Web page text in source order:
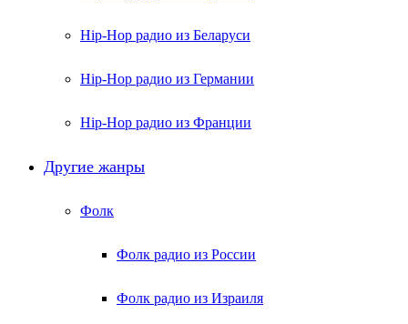
Hip-Hop радио из Беларуси
Hip-Hop радио из Германии
Hip-Hop радио из Франции
Другие жанры
Фолк
Фолк радио из России
Фолк радио из Израиля